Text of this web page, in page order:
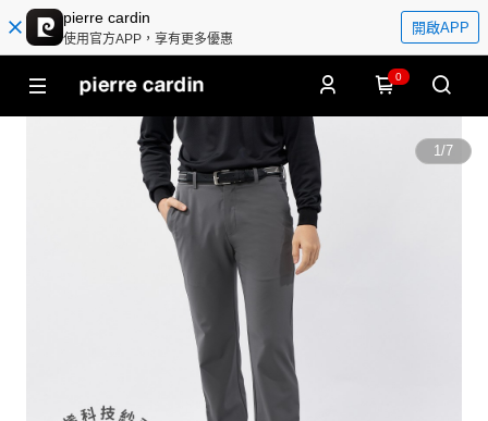
pierre cardin
使用官方APP，享有更多優惠
開啟APP
0
1/7